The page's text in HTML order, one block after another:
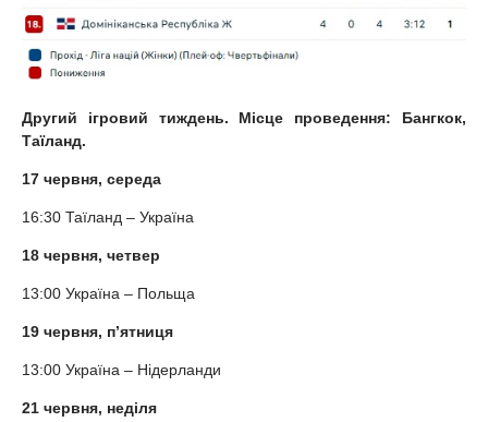
Другий ігровий тиждень. Місце проведення: Бангкок,
Таїланд.
17 червня, середа
16:30 Таїланд – Україна
18 червня, четвер
13:00 Україна – Польща
19 червня, п’ятниця
13:00 Україна – Нідерланди
21 червня, неділя